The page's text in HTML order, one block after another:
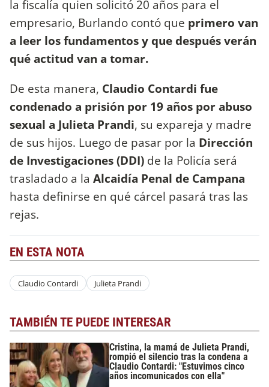
la fiscalía quien solicitó 20 años para el
empresario, Burlando contó que primero van
a leer los fundamentos y que después verán
qué actitud van a tomar.
De esta manera, Claudio Contardi fue
condenado a prisión por 19 años por abuso
sexual a Julieta Prandi, su expareja y madre
de sus hijos. Luego de pasar por la Dirección
de Investigaciones (DDI) de la Policía será
trasladado a la Alcaidía Penal de Campana
hasta definirse en qué cárcel pasará tras las
rejas.
EN ESTA NOTA
Claudio Contardi Julieta Prandi
TAMBIÉN TE PUEDE INTERESAR
Cristina, la mamá de Julieta Prandi,
rompió el silencio tras la condena a
Claudio Contardi: "Estuvimos cinco
años incomunicados con ella"